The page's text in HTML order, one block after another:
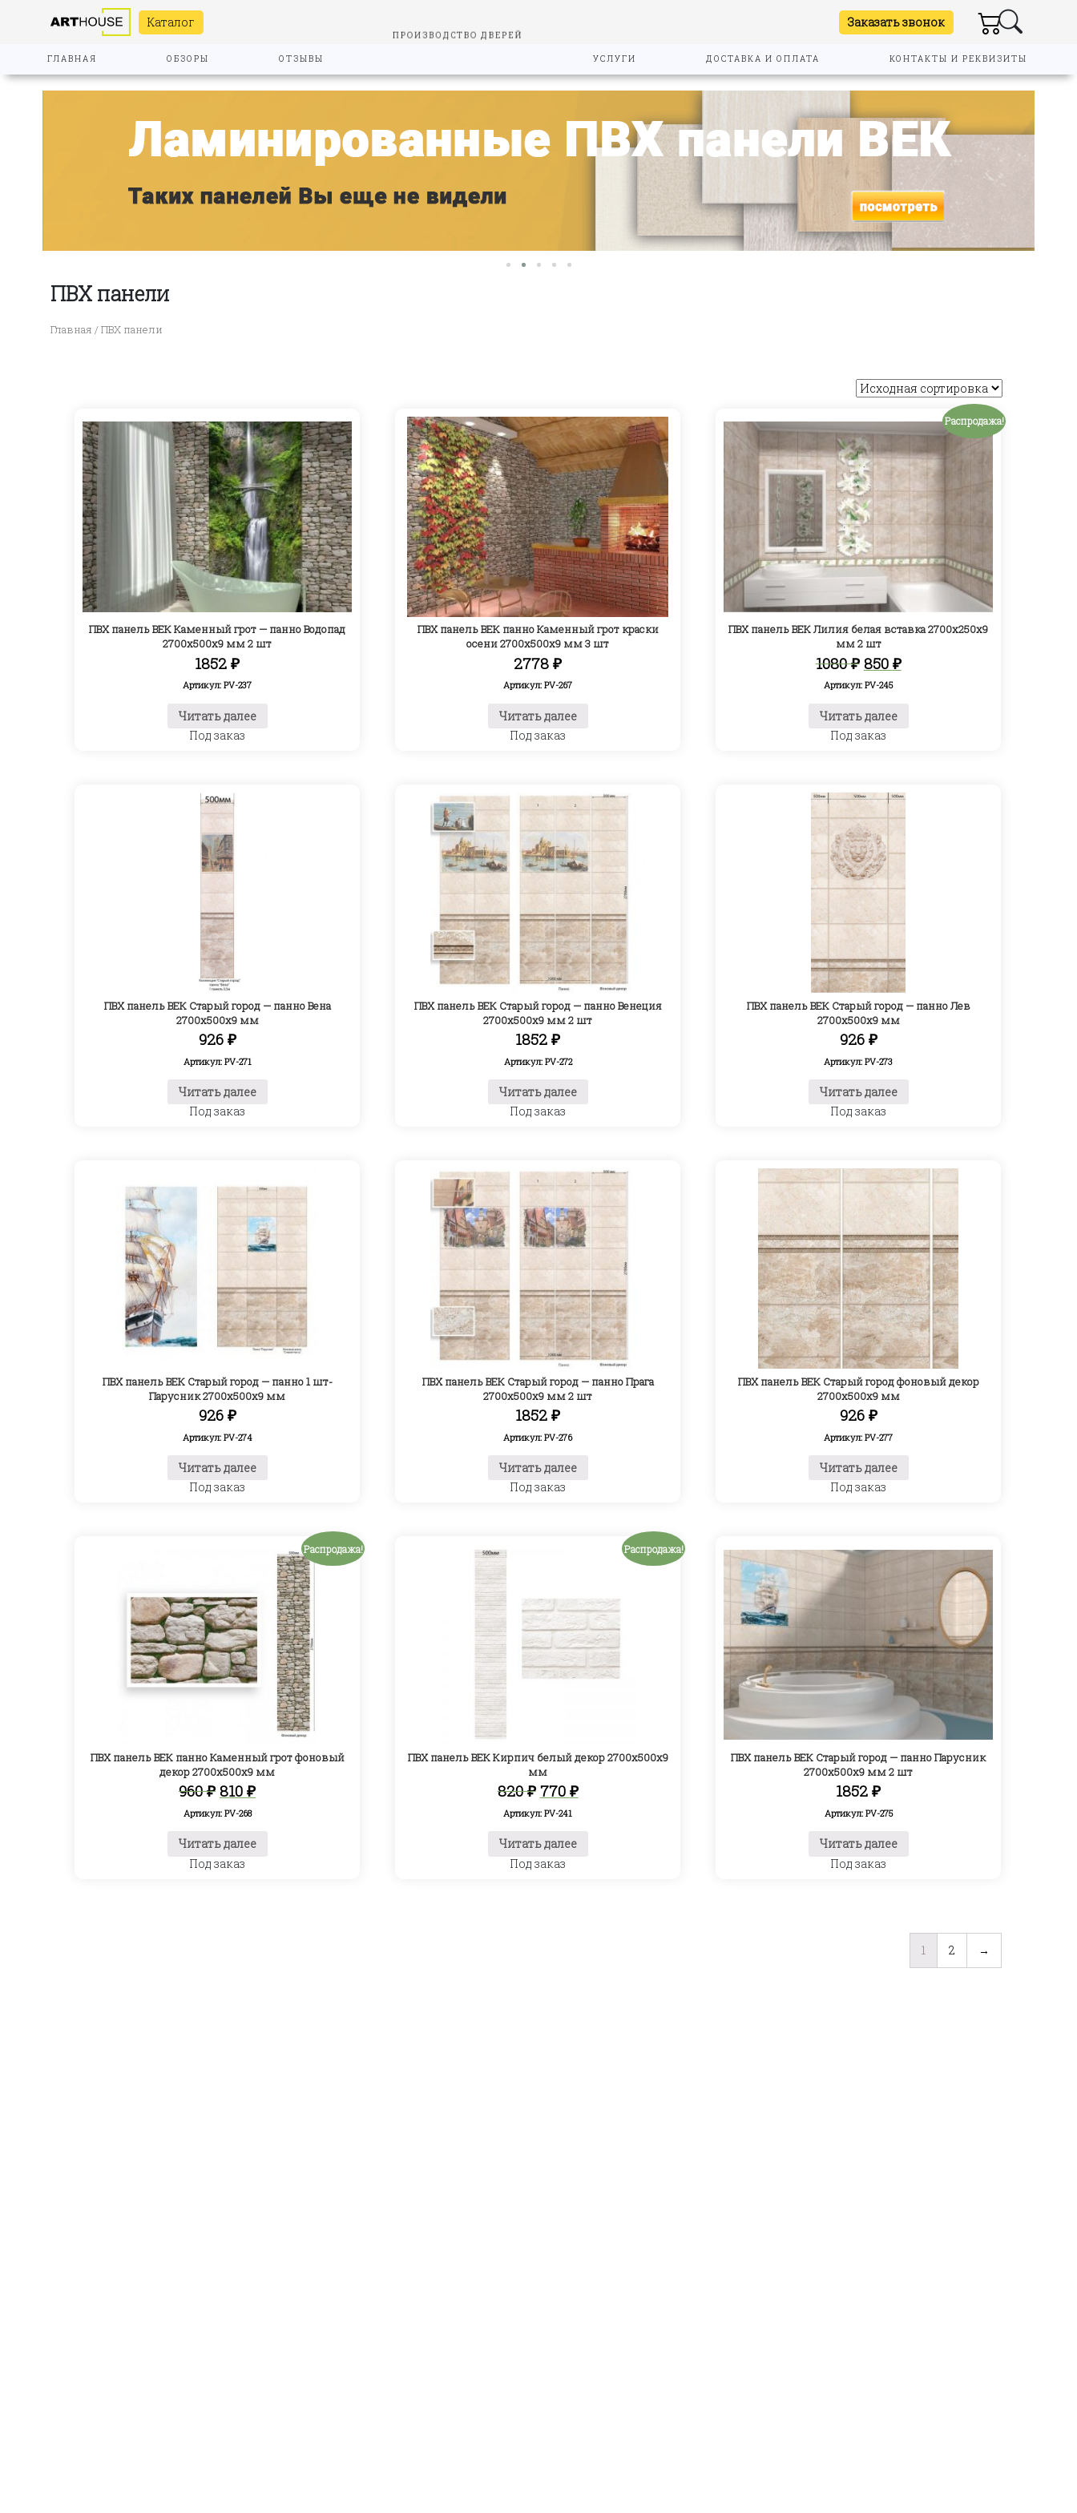
Каталог Заказать звонок
ГЛАВНАЯ ОБЗОРЫ ОТЗЫВЫ УСЛУГИ ДОСТАВКА И ОПЛАТА КОНТАКТЫ И РЕКВИЗИТЫ
ПВХ панели
Главная / ПВХ панели
ПВХ панель ВЕК Каменный грот — панно Водопад
2700х500х9 мм 2 шт
1852₽
Артикул: PV-237
Читать далее
Под заказ
ПВХ панель ВЕК панно Каменный грот краски
осени 2700х500х9 мм 3 шт
2778₽
Артикул: PV-267
Читать далее
Под заказ
Распродажа!
ПВХ панель ВЕК Лилия белая вставка 2700х250х9
мм 2 шт
1080₽ Первоначальная
цена
составляла
850 ₽Текущая
цена:
Артикул: PV-245
Читать далее
Под заказ
ПВХ панель ВЕК Старый город — панно Вена
2700х500х9 мм
926 ₽
Артикул: PV-271
Читать далее
Под заказ
ПВХ панель ВЕК Старый город — панно Венеция
2700х500х9 мм 2 шт
1852₽
Артикул: PV-272
Читать далее
Под заказ
ПВХ панель ВЕК Старый город — панно Лев
2700х500х9 мм
926 ₽
Артикул: PV-273
Читать далее
Под заказ
ПВХ панель ВЕК Старый город — панно 1 шт-
Парусник 2700х500х9 мм
926 ₽
Артикул: PV-274
Читать далее
Под заказ
ПВХ панель ВЕК Старый город — панно Прага
2700х500х9 мм 2 шт
1852₽
Артикул: PV-276
Читать далее
Под заказ
ПВХ панель ВЕК Старый город фоновый декор
2700х500х9 мм
926 ₽
Артикул: PV-277
Читать далее
Под заказ
Распродажа!
ПВХ панель ВЕК панно Каменный грот фоновый
декор 2700х500х9 мм
960₽ Первоначальная
цена
составляла
810₽Текущая
цена:
Артикул: PV-268
Читать далее
Под заказ
Распродажа!
ПВХ панель ВЕК Кирпич белый декор 2700х500х9
мм
820₽ Первоначальная
цена
составляла
770 ₽Текущая
цена:
Артикул: PV-241
Читать далее
Под заказ
ПВХ панель ВЕК Старый город — панно Парусник
2700х500х9 мм 2 шт
1852₽
Артикул: PV-275
Читать далее
Под заказ
1 2 →